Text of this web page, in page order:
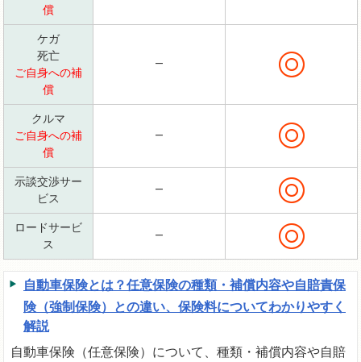
償
ケガ
死亡
ご自身への補
償
―
クルマ
ご自身への補
償
―
示談交渉サー
ビス
―
ロードサービ
ス
―
自動車保険とは？任意保険の種類・補償内容や自賠責保
険（強制保険）との違い、保険料についてわかりやすく
解説
自動車保険（任意保険）について、種類・補償内容や自賠